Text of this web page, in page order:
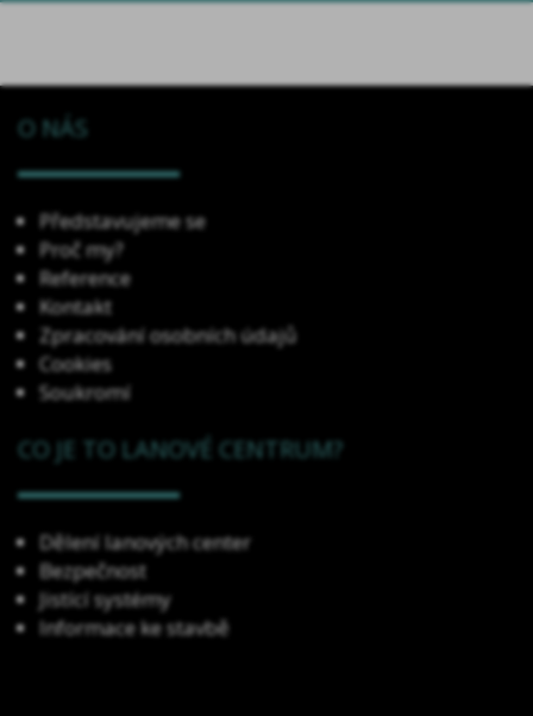
O NÁS
Představujeme se
Proč my?
Reference
Kontakt
Zpracování osobních údajů
Cookies
Soukromí
CO JE TO LANOVÉ CENTRUM?
Dělení lanových center
Bezpečnost
Jistící systémy
Informace ke stavbě